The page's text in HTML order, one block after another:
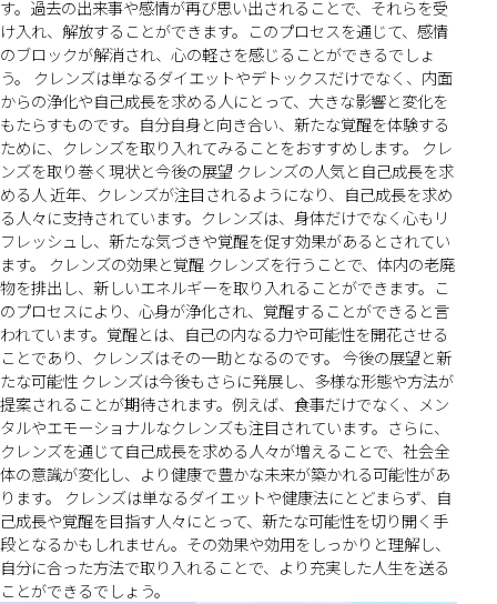
す。過去の出来事や感情が再び思い出されることで、それらを受
け入れ、解放することができます。このプロセスを通じて、感情
のブロックが解消され、心の軽さを感じることができるでしょ
う。 クレンズは単なるダイエットやデトックスだけでなく、内面
からの浄化や自己成長を求める人にとって、大きな影響と変化を
もたらすものです。自分自身と向き合い、新たな覚醒を体験する
ために、クレンズを取り入れてみることをおすすめします。 クレ
ンズを取り巻く現状と今後の展望 クレンズの人気と自己成長を求
める人 近年、クレンズが注目されるようになり、自己成長を求め
る人々に支持されています。クレンズは、身体だけでなく心もリ
フレッシュし、新たな気づきや覚醒を促す効果があるとされてい
ます。 クレンズの効果と覚醒 クレンズを行うことで、体内の老廃
物を排出し、新しいエネルギーを取り入れることができます。こ
のプロセスにより、心身が浄化され、覚醒することができると言
われています。覚醒とは、自己の内なる力や可能性を開花させる
ことであり、クレンズはその一助となるのです。 今後の展望と新
たな可能性 クレンズは今後もさらに発展し、多様な形態や方法が
提案されることが期待されます。例えば、食事だけでなく、メン
タルやエモーショナルなクレンズも注目されています。さらに、
クレンズを通じて自己成長を求める人々が増えることで、社会全
体の意識が変化し、より健康で豊かな未来が築かれる可能性があ
ります。 クレンズは単なるダイエットや健康法にとどまらず、自
己成長や覚醒を目指す人々にとって、新たな可能性を切り開く手
段となるかもしれません。その効果や効用をしっかりと理解し、
自分に合った方法で取り入れることで、より充実した人生を送る
ことができるでしょう。